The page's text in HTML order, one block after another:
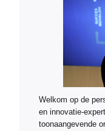
Welkom op de
en innovatie-
toonaangevende